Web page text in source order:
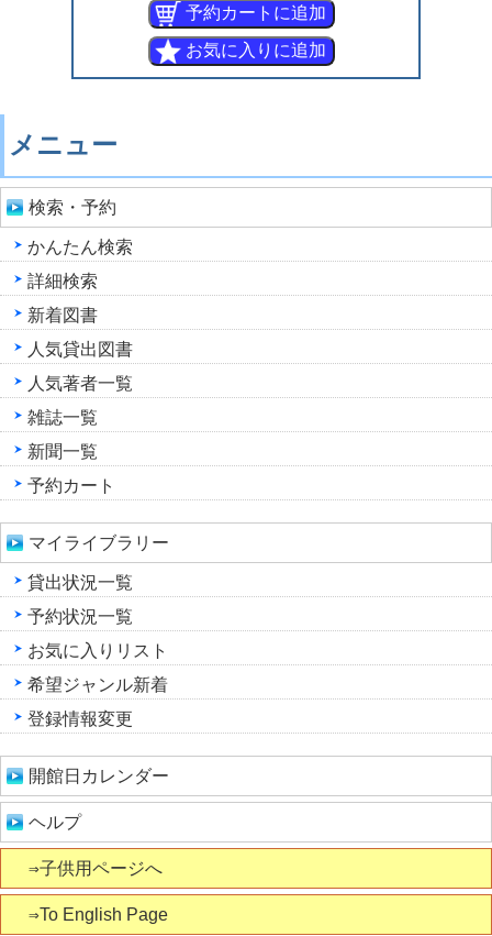
メニュー
検索・予約
かんたん検索
詳細検索
新着図書
人気貸出図書
人気著者一覧
雑誌一覧
新聞一覧
予約カート
マイライブラリー
貸出状況一覧
予約状況一覧
お気に入りリスト
希望ジャンル新着
登録情報変更
開館日カレンダー
ヘルプ
⇒子供用ページへ
⇒To English Page